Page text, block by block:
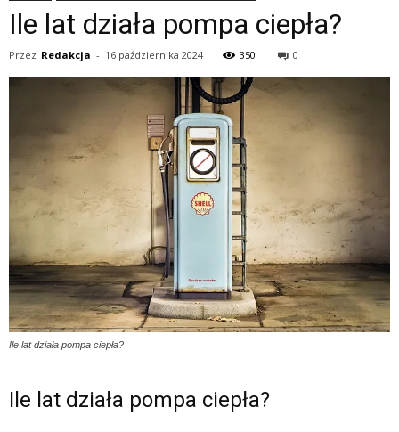
Ile lat działa pompa ciepła?
Przez Redakcja - 16 października 2024 350 0
Ile lat działa pompa ciepła?
Ile lat działa pompa ciepła?